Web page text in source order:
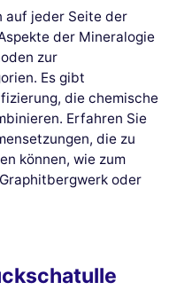
zu messen und die
auf jeder Seite der
der Mineralogie
zur
Es gibt
die chemische
Erfahren Sie
die zu
können, wie zum
oder